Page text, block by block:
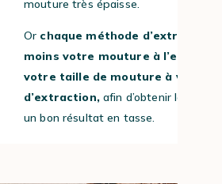
mouture très épaisse.
Or chaque méthode d’extraction
moins votre mouture à l’eau :
votre taille de mouture à votre
d’extraction,afin d’obtenir la bonne
un bon résultat en tasse.